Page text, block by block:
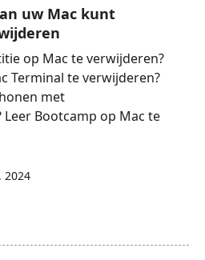
uw Mac kunt
op Mac te verwijderen?
Terminal te verwijderen?
met
Bootcamp op Mac te
2024